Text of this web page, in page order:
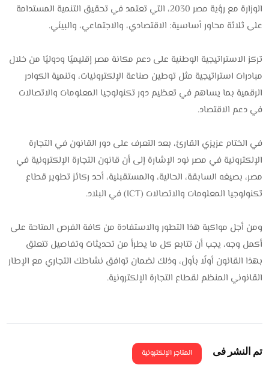
الوزارة مع رؤية مصر 2030، التي تعتمد في تحقيق التنمية المستدامة
على ثلاثة محاور أساسية: الاقتصادي، والاجتماعي، والبيئي.
تركز الاستراتيجية الوطنية على دعم مكانة مصر إقليميًا ودوليًا من خلال
مبادرات استراتيجية مثل توطين صناعة الإلكترونيات، وتنمية الكوادر
الرقمية بما يساهم في تعظيم دور تكنولوجيا المعلومات والاتصالات
في دعم الاقتصاد.
في الختام عزيزي القارئ، بعد التعرف على دور القانون في التجارة
الإلكترونية في مصر نود الإشارة إلى أن قانون التجارة الإلكترونية في
مصر، بصيغه السابقة، الحالية، والمستقبلية، أحد ركائز تطوير قطاع
تكنولوجيا المعلومات والاتصالات (ICT) في البلاد.
ومن أجل مواكبة هذا التطور والاستفادة من كافة الفرص المتاحة على
أكمل وجه، يجب أن تتابع كل ما يطرأ من تحديثات وتفاصيل تتعلق
بهذا القانون أولًا بأول، وذلك لضمان توافق نشاطك التجاري مع الإطار
القانوني المنظم لقطاع التجارة الإلكترونية.
تم النشر فى المتاجر الإلكترونية